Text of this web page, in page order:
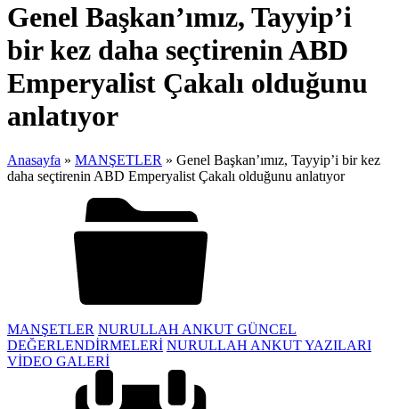
Genel Başkan’ımız, Tayyip’i
bir kez daha seçtirenin ABD
Emperyalist Çakalı olduğunu
anlatıyor
Anasayfa » MANŞETLER » Genel Başkan’ımız, Tayyip’i bir kez
daha seçtirenin ABD Emperyalist Çakalı olduğunu anlatıyor
MANŞETLER NURULLAH ANKUT GÜNCEL
DEĞERLENDİRMELERİ NURULLAH ANKUT YAZILARI
VİDEO GALERİ